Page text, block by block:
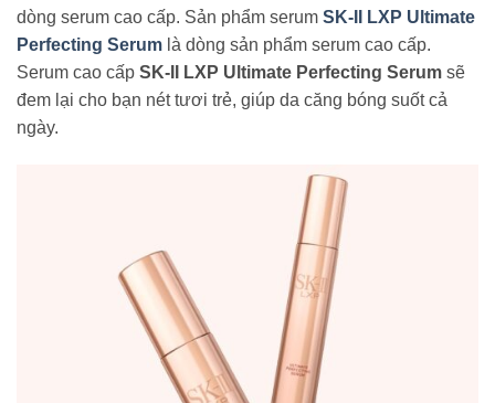
dòng serum cao cấp. Sản phẩm serum SK-II LXP Ultimate
Perfecting Serum là dòng sản phẩm serum cao cấp.
Serum cao cấp SK-II LXP Ultimate Perfecting Serum sẽ
đem lại cho bạn nét tươi trẻ, giúp da căng bóng suốt cả
ngày.